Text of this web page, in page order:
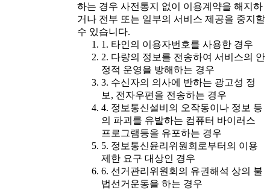
하는 경우 사전통지 없이 이용계약을 해지하
거나 전부 또는 일부의 서비스 제공을 중지할
수 있습니다.
1. 타인의 이용자번호를 사용한 경우
2. 다량의 정보를 전송하여 서비스의 안
정적 운영을 방해하는 경우
3. 수신자의 의사에 반하는 광고성 정
보, 전자우편을 전송하는 경우
4. 정보통신설비의 오작동이나 정보 등
의 파괴를 유발하는 컴퓨터 바이러스
프로그램등을 유포하는 경우
5. 정보통신윤리위원회로부터의 이용
제한 요구 대상인 경우
6. 선거관리위원회의 유권해석 상의 불
법선거운동을 하는 경우